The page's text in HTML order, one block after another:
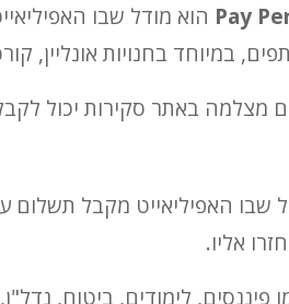
Pay הוא מודל שבו
במיוחד בחנויות אונליין,
לקבל 10% עמלה על כל רכישה שמתבצעת דרך הקישור
שבו האפיליאייט מקבל תשלום
אליו.
פיננסים, לימודים, ביטוח,